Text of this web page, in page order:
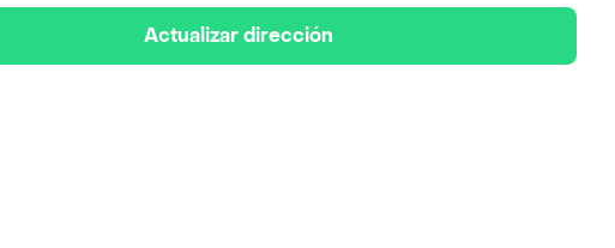
Actualizar dirección